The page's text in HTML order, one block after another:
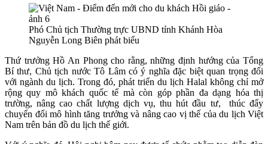
Phó Chủ tịch Thường trực UBND tỉnh Khánh Hòa
Nguyễn Long Biên phát biểu
Thứ trưởng Hồ An Phong cho rằng, những định hướng của Tổng
Bí thư, Chủ tịch nước Tô Lâm có ý nghĩa đặc biệt quan trọng đối
với ngành du lịch. Trong đó, phát triển du lịch Halal không chỉ mở
rộng quy mô khách quốc tế mà còn góp phần đa dạng hóa thị
trường, nâng cao chất lượng dịch vụ, thu hút đầu tư, thúc đẩy
chuyển đổi mô hình tăng trưởng và nâng cao vị thế của du lịch Việt
Nam trên bản đồ du lịch thế giới.